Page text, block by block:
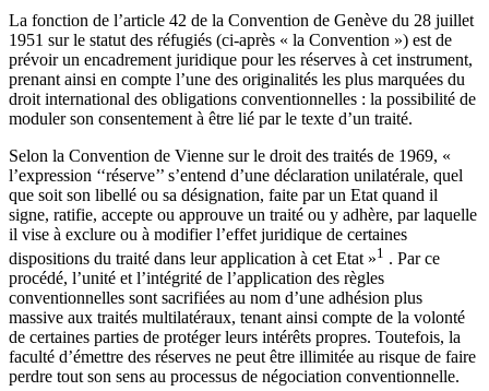
La fonction de l’article 42 de la Convention de Genève du 28 juillet
1951 sur le statut des réfugiés (ci-après « la Convention ») est de
prévoir un encadrement juridique pour les réserves à cet instrument,
prenant ainsi en compte l’une des originalités les plus marquées du
droit international des obligations conventionnelles : la possibilité de
moduler son consentement à être lié par le texte d’un traité.
Selon la Convention de Vienne sur le droit des traités de 1969, «
l’expression ‘‘réserve’’ s’entend d’une déclaration unilatérale, quel
que soit son libellé ou sa désignation, faite par un Etat quand il
signe, ratifie, accepte ou approuve un traité ou y adhère, par laquelle
il vise à exclure ou à modifier l’effet juridique de certaines
dispositions du traité dans leur application à cet Etat »1 . Par ce
procédé, l’unité et l’intégrité de l’application des règles
conventionnelles sont sacrifiées au nom d’une adhésion plus
massive aux traités multilatéraux, tenant ainsi compte de la volonté
de certaines parties de protéger leurs intérêts propres. Toutefois, la
faculté d’émettre des réserves ne peut être illimitée au risque de faire
perdre tout son sens au processus de négociation conventionnelle.